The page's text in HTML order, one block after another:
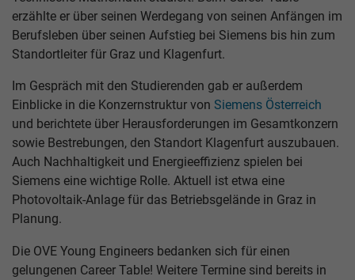
erzählte er über seinen Werdegang von seinen Anfängen im
Berufsleben über seinen Aufstieg bei Siemens bis hin zum
Standortleiter für Graz und Klagenfurt.
Im Gespräch mit den Studierenden gab er außerdem
Einblicke in die Konzernstruktur von Siemens Österreich
und berichtete über Herausforderungen im Gesamtkonzern
sowie Bestrebungen, den Standort Klagenfurt auszubauen.
Auch Nachhaltigkeit und Energieeffizienz spielen bei
Siemens eine wichtige Rolle. Aktuell ist etwa eine
Photovoltaik-Anlage für das Betriebsgelände in Graz in
Planung.
Die OVE Young Engineers bedanken sich für einen
gelungenen Career Table! Weitere Termine sind bereits in